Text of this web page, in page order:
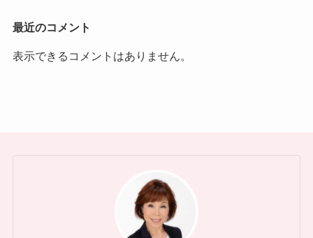
最近のコメント
表示できるコメントはありません。